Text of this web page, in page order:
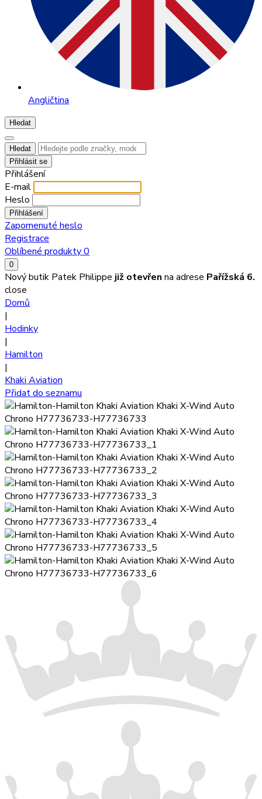
Angličtina
Hledat
Hledat
Přihlásit se
Přihlášení
E-mail
Heslo
Přihlášení
Zapomenuté heslo
Registrace
Oblíbené produkty0
0
Nový butik Patek Philippe již otevřen na adrese Pařížská 6.
close
Domů
|
Hodinky
|
Hamilton
|
Khaki Aviation
Přidat do seznamu